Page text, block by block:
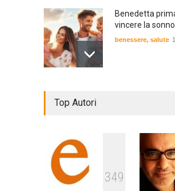
Benedetta
vincere la
benessere, salute
E tu hai paura
cultura società 1
Top Autori
349